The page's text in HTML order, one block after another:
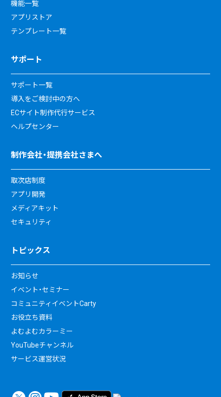
機能一覧
アプリストア
テンプレート一覧
サポート
サポート一覧
導入をご検討中の方へ
ECサイト制作代行サービス
ヘルプセンター
制作会社・提携会社さまへ
取次店制度
アプリ開発
メディアキット
セキュリティ
トピックス
お知らせ
イベント・セミナー
コミュニティイベントCarty
お役立ち資料
よむよむカラーミー
YouTubeチャンネル
サービス運営状況